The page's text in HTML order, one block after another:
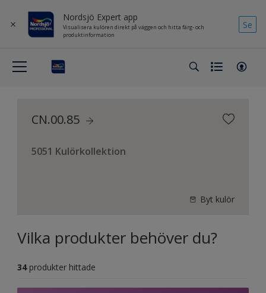
Nordsjö Expert app
Visualisera kulören direkt på väggen och hitta färg- och
produktinformation
Se
CN.00.85
5051 Kulörkollektion
Byt kulör
Vilka produkter behöver du?
34 produkter hittade